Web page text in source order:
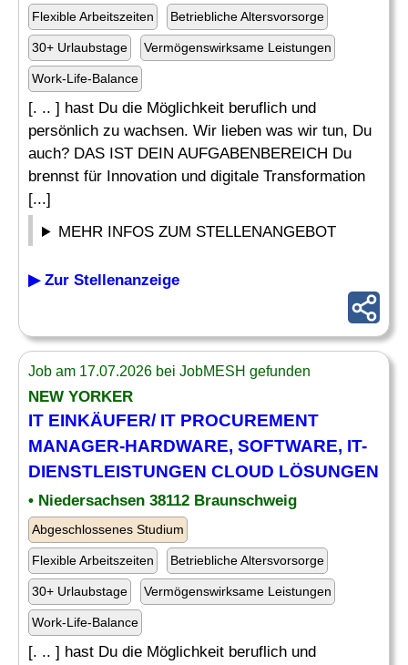
Flexible Arbeitszeiten Betriebliche Altersvorsorge
30+ Urlaubstage Vermögenswirksame Leistungen
Work-Life-Balance
[. .. ] hast Du die Möglichkeit beruflich und
persönlich zu wachsen. Wir lieben was wir tun, Du
auch? DAS IST DEIN AUFGABENBEREICH Du
brennst für Innovation und digitale Transformation
[...]
MEHR INFOS ZUM STELLENANGEBOT
▶ Zur Stellenanzeige
Job am 17.07.2026 bei JobMESH gefunden
NEW YORKER
IT EINKÄUFER/ IT PROCUREMENT
MANAGER-HARDWARE, SOFTWARE, IT-
DIENSTLEISTUNGEN CLOUD LÖSUNGEN
• Niedersachsen 38112 Braunschweig
Abgeschlossenes Studium
Flexible Arbeitszeiten Betriebliche Altersvorsorge
30+ Urlaubstage Vermögenswirksame Leistungen
Work-Life-Balance
[. .. ] hast Du die Möglichkeit beruflich und